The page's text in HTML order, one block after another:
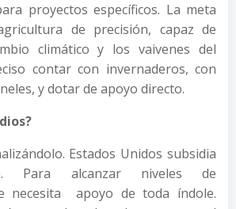
proyectos específicos. La meta
de precisión, capaz de
climático y los vaivenes del
contar con invernaderos, con
y dotar de apoyo directo.
Estados Unidos subsidia
Para alcanzar niveles de
necesita apoyo de toda índole.